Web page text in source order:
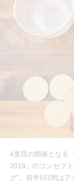
4度目の開催となる
2019」のコンセプ
グ”。前半5日間は